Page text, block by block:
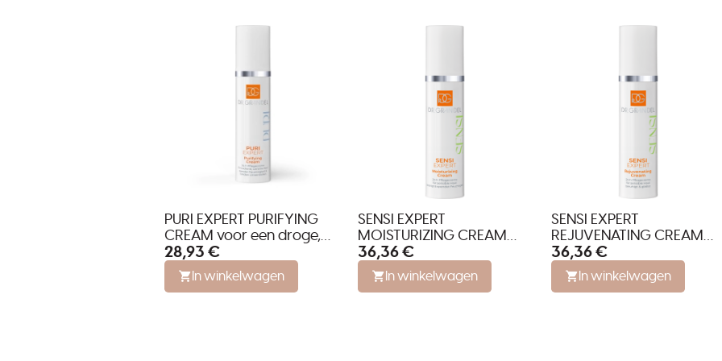
PURI EXPERT PURIFYING
CREAM voor een droge,
onzuivere en gestreste
huid
28,93 €
In winkelwagen
SENSI EXPERT
MOISTURIZING CREAM
voor een gevoelige,
geïrriteerde huid met
roodheden
36,36 €
In winkelwagen
SENSI EXPERT
REJUVENATING CREAM
voor een gevoelige huid
met lijntjes en rimpels
36,36 €
In winkelwagen